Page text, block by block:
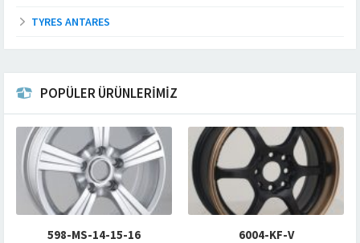
TYRES ANTARES
POPÜLER ÜRÜNLERİMİZ
598-MS-14-15-16 6004-KF-V